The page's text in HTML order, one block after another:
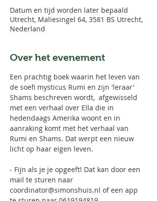
Datum en tijd worden later bepaald
Utrecht, Maliesingel 64, 3581 BS Utrecht,
Nederland
Over het evenement
Een prachtig boek waarin het leven van
de soefi mysticus Rumi en zijn 'leraar'
Shams beschreven wordt,  afgewisseld
met een verhaal over Ella die in
hedendaags Amerika woont en in
aanraking komt met het verhaal van
Rumi en Shams. Dat werpt een nieuw
licht op haar eigen leven.
- Fijn als je je opgeeft! Dat kan door een
mail te sturen naar
coordinator@simonshuis.nl of een app